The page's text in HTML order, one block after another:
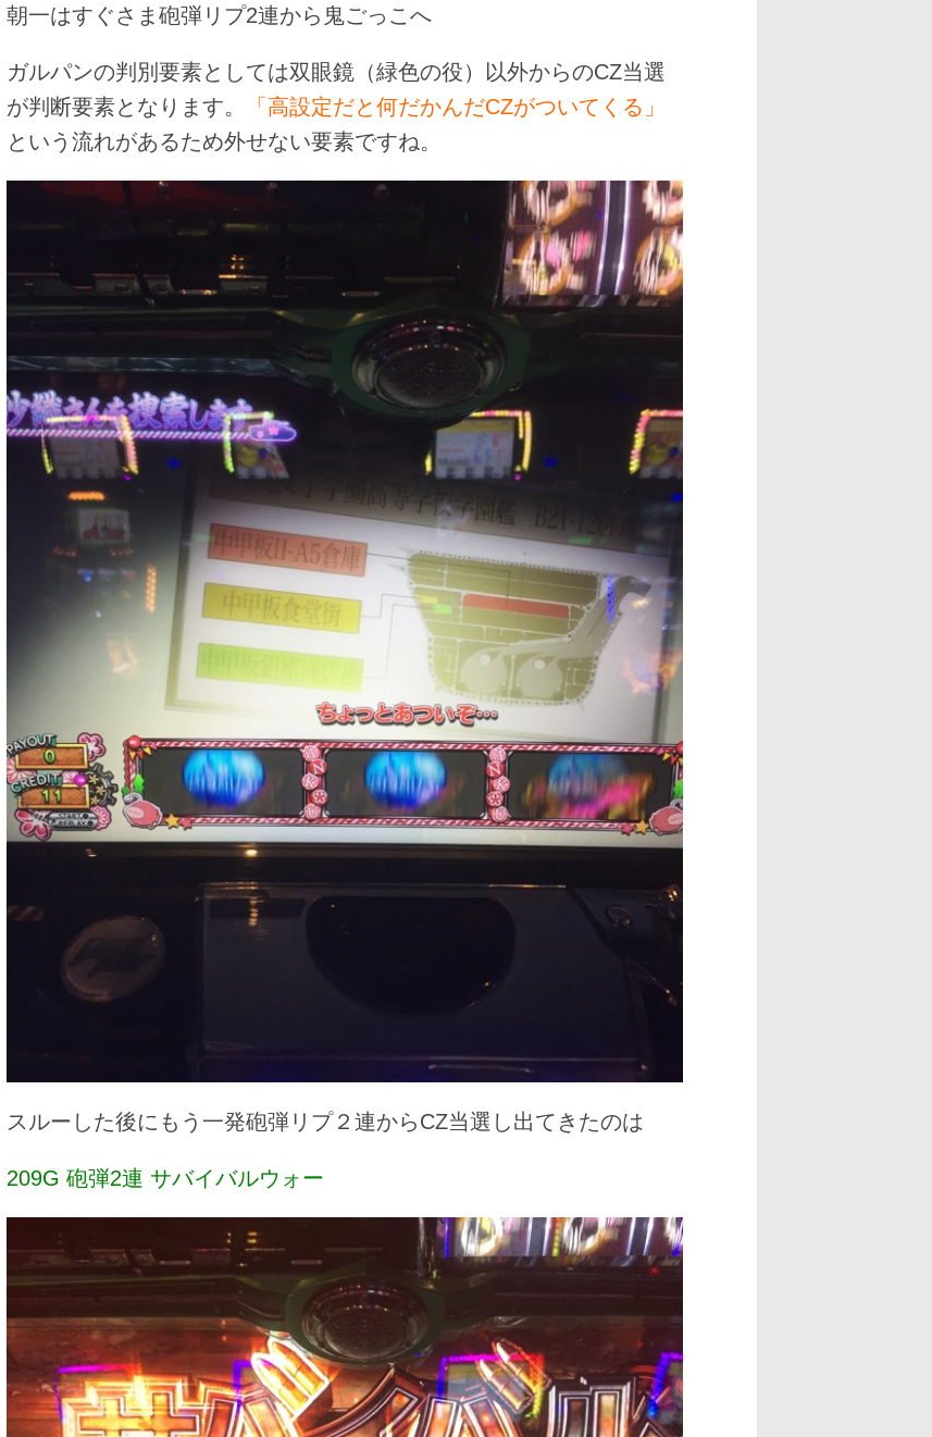
朝一はすぐさま砲弾リプ2連から鬼ごっこへ
ガルパンの判別要素としては双眼鏡（緑色の役）以外からのCZ当選
が判断要素となります。
「高設定だと何だかんだCZがついてくる」
という流れがあるため外せない要素ですね。
スルーした後にもう一発砲弾リプ２連からCZ当選し出てきたのは
209G 砲弾2連 サバイバルウォー